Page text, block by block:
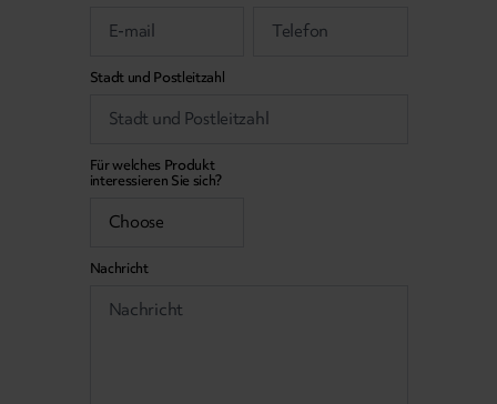
Stadt und Postleitzahl
Für welches Produkt
interessieren Sie sich?
Nachricht